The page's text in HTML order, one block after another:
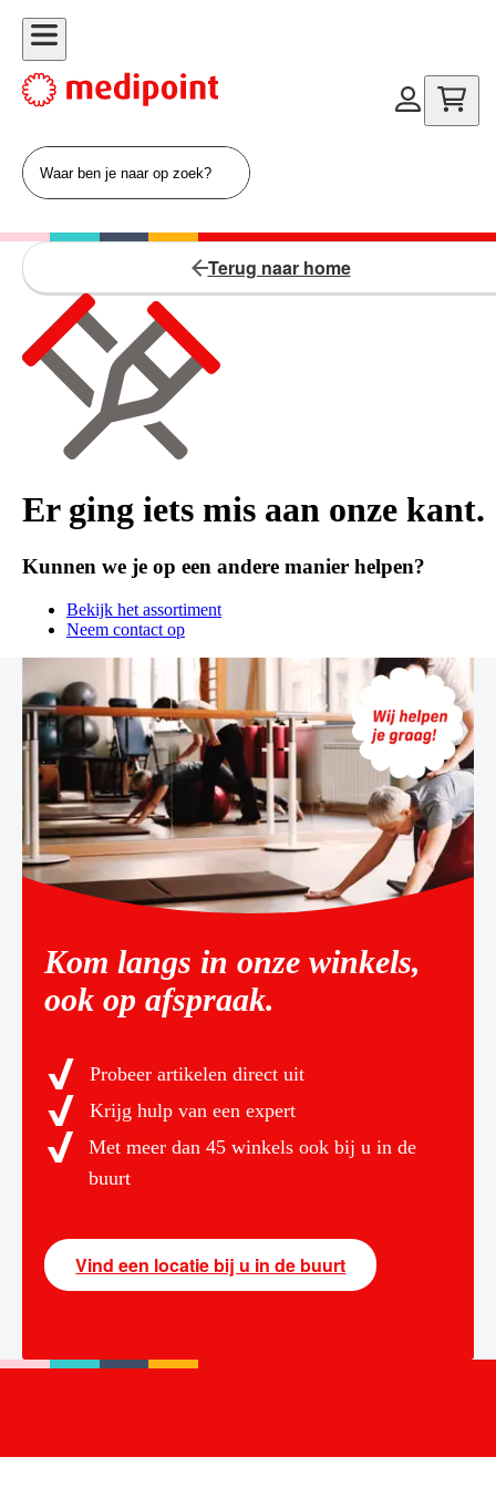
Terug naar home
Er ging iets mis aan onze kant.
Kunnen we je op een andere manier helpen?
Bekijk het assortiment
Neem contact op
Kom langs in onze winkels,
ook op afspraak.
Probeer artikelen direct uit
Krijg hulp van een expert
Met meer dan 45 winkels ook bij u in de
buurt
Vind een locatie bij u in de buurt